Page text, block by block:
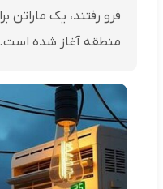
فرو رفتند، یک ماراتن
منطقه آغاز شده است.